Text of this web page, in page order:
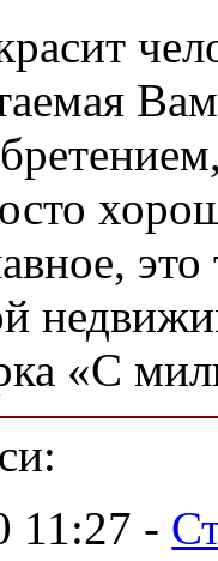
«С
11:27 -